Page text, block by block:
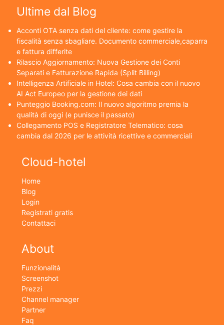
Ultime dal Blog
Acconti OTA senza dati del cliente: come gestire la
fiscalità senza sbagliare. Documento commerciale,caparra
e fattura differite
Rilascio Aggiornamento: Nuova Gestione dei Conti
Separati e Fatturazione Rapida (Split Billing)
Intelligenza Artificiale in Hotel: Cosa cambia con il nuovo
AI Act Europeo per la gestione dei dati
Punteggio Booking.com: Il nuovo algoritmo premia la
qualità di oggi (e punisce il passato)
Collegamento POS e Registratore Telematico: cosa
cambia dal 2026 per le attività ricettive e commerciali
Cloud-hotel
Home
Blog
Login
Registrati gratis
Contattaci
About
Funzionalità
Screenshot
Prezzi
Channel manager
Partner
Faq